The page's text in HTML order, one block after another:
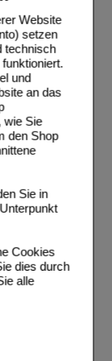
Website
setzen
technisch
und
an das
wie Sie
den Shop
Sie in
Cookies
dies durch
alle